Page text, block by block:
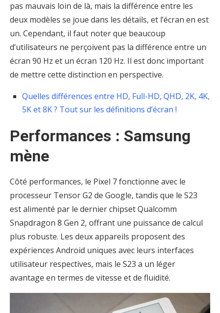
pas mauvais loin de là, mais la différence entre les
deux modèles se joue dans les détails, et l’écran en est
un. Cependant, il faut noter que beaucoup
d’utilisateurs ne perçoivent pas la différence entre un
écran 90 Hz et un écran 120 Hz. Il est donc important
de mettre cette distinction en perspective.
Quelles différences entre HD, Full-HD, QHD, 2K, 4K,
5K et 8K ? Tout sur les définitions d’écran !
Performances : Samsung
mène
Côté performances, le Pixel 7 fonctionne avec le
processeur Tensor G2 de Google, tandis que le S23
est alimenté par le dernier chipset Qualcomm
Snapdragon 8 Gen 2, offrant une puissance de calcul
plus robuste. Les deux appareils proposent des
expériences Android uniques avec leurs interfaces
utilisateur respectives, mais le S23 a un léger
avantage en termes de vitesse et de fluidité.